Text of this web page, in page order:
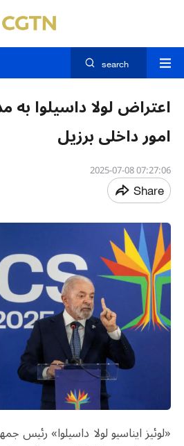
search
اعتراض لولا داسیلوا به
امور داخلی برزیل
07:27:06 2025-07-08
Share